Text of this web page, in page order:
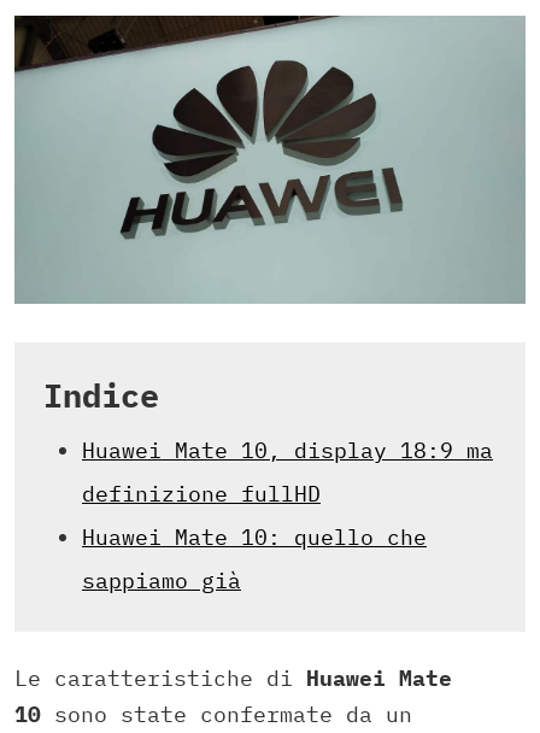
Indice
Huawei Mate 10, display 18:9 ma
definizione fullHD
Huawei Mate 10: quello che
sappiamo già
Le caratteristiche di Huawei Mate
10 sono state confermate da un